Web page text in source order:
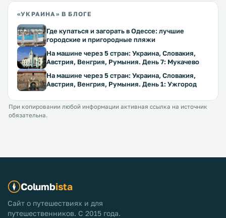
«УКРАИНА» В БЛОГЕ
Где купаться и загорать в Одессе: лучшие
городские и пригородные пляжи
На машине через 5 стран: Украина, Словакия,
Австрия, Венгрия, Румыния. День 7: Мукачево
На машине через 5 стран: Украина, Словакия,
Австрия, Венгрия, Румыния. День 1: Ужгород
При копировании любой информации активная ссылка на источник
обязательна.
Columbista
Сайт о путешествиях и для
путешественников. С 2015 года.